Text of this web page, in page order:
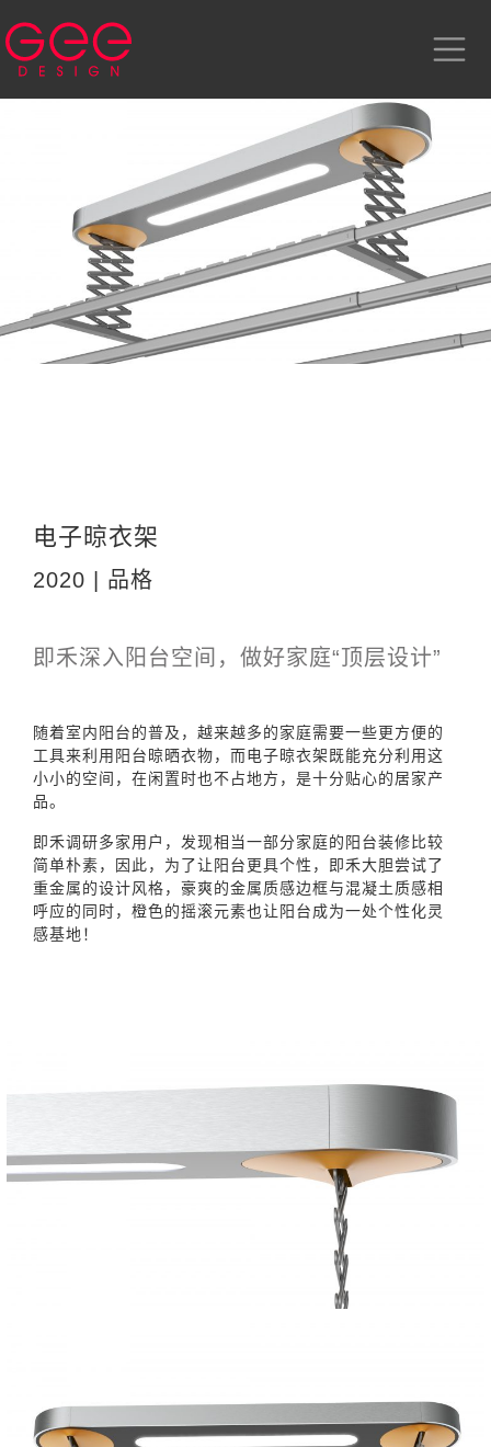
电子晾衣架
2020 | 品格
即禾深入阳台空间，做好家庭“顶层设计”
随着室内阳台的普及，越来越多的家庭需要一些更方便的
工具来利用阳台晾晒衣物，而电子晾衣架既能充分利用这
小小的空间，在闲置时也不占地方，是十分贴心的居家产
品。
即禾调研多家用户，发现相当一部分家庭的阳台装修比较
简单朴素，因此，为了让阳台更具个性，即禾大胆尝试了
重金属的设计风格，豪爽的金属质感边框与混凝土质感相
呼应的同时，橙色的摇滚元素也让阳台成为一处个性化灵
感基地！